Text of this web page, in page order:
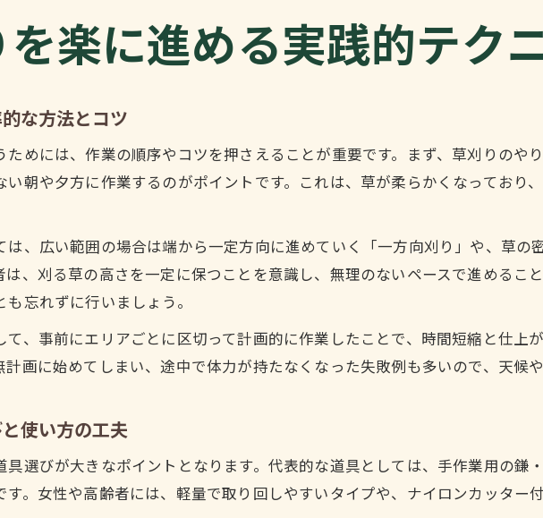
草刈りの正しい順序と効率的な流れのコツ
草刈りの効率的なやり方で時短を実現する方法
効率化に役立つ草刈り機の活用ポイント
女性に優しい楽な草刈り道具の選び方
草刈り道具の選び方と女性向け楽なポイント
手作業でも楽な草刈り道具で負担を軽減する
楽に進める実践的テク
な方法とコツ
めには、作業の順序やコツを押さえることが重要です。まず、草刈りのや
朝や夕方に作業するのがポイントです。これは、草が柔らかくなっており
、広い範囲の場合は端から一定方向に進めていく「一方向刈り」や、草
、刈る草の高さを一定に保つことを意識し、無理のないペースで進めるこ
忘れずに行いましょう。
、事前にエリアごとに区切って計画的に作業したことで、時間短縮と仕上
画に始めてしまい、途中で体力が持たなくなった失敗例も多いので、天候
使い方の工夫
具選びが大きなポイントとなります。代表的な道具としては、手作業用の鎌
す。女性や高齢者には、軽量で取り回しやすいタイプや、ナイロンカッター